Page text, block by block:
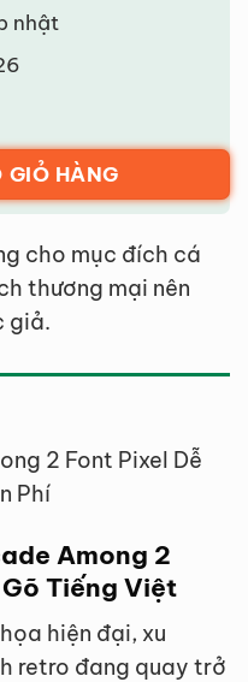
nhật
GIỎ HÀNG
cho mục đích cá
thương mại nên
giả.
2 Font Pixel Dễ
Phí
Among 2
Tiếng Việt
hiện đại, xu
retro đang quay trở